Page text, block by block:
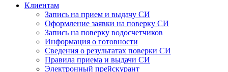
Клиентам
Запись на прием и выдачу СИ
Оформление заявки на поверку СИ
Запись на поверку водосчетчиков
Информация о готовности
Сведения о результатах поверки СИ
Правила приема и выдачи СИ
Электронный прейскурант